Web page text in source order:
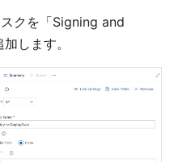
クを「Signing and
します。